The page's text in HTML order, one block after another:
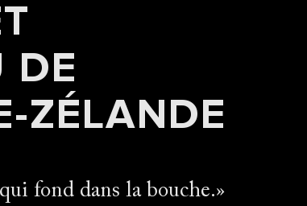
DE
ZÉLANDE
fond dans la bouche.